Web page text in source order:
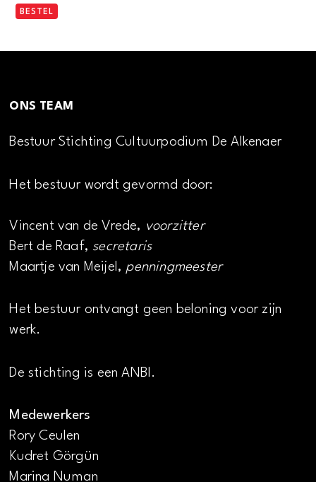
BESTEL
ONS TEAM
Bestuur Stichting Cultuurpodium De Alkenaer
Het bestuur wordt gevormd door:
Vincent van de Vrede, voorzitter
Bert de Raaf, secretaris
Maartje van Meijel, penningmeester
Het bestuur ontvangt geen beloning voor zijn
werk.
De stichting is een ANBI.
Medewerkers
Rory Ceulen
Kudret Görgün
Marina Numan